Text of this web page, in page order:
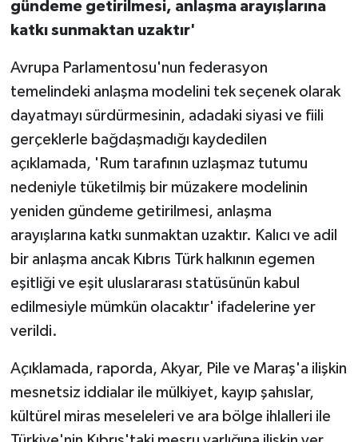
gündeme getirilmesi, anlaşma arayışlarına
katkı sunmaktan uzaktır'
Avrupa Parlamentosu'nun federasyon
temelindeki anlaşma modelini tek seçenek olarak
dayatmayı sürdürmesinin, adadaki siyasi ve fiili
gerçeklerle bağdaşmadığı kaydedilen
açıklamada, 'Rum tarafının uzlaşmaz tutumu
nedeniyle tüketilmiş bir müzakere modelinin
yeniden gündeme getirilmesi, anlaşma
arayışlarına katkı sunmaktan uzaktır. Kalıcı ve adil
bir anlaşma ancak Kıbrıs Türk halkının egemen
eşitliği ve eşit uluslararası statüsünün kabul
edilmesiyle mümkün olacaktır' ifadelerine yer
verildi.
Açıklamada, raporda, Akyar, Pile ve Maraş'a ilişkin
mesnetsiz iddialar ile mülkiyet, kayıp şahıslar,
kültürel miras meseleleri ve ara bölge ihlalleri ile